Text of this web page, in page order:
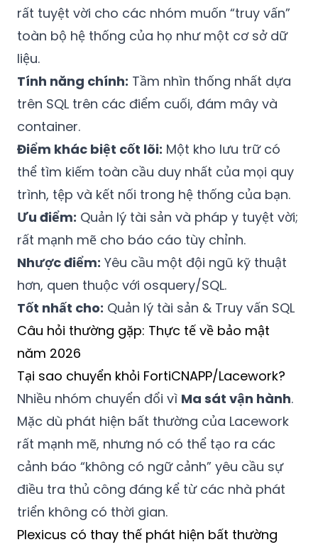
rất tuyệt vời cho các nhóm muốn “truy vấn”
toàn bộ hệ thống của họ như một cơ sở dữ
liệu.
Tính năng chính: Tầm nhìn thống nhất dựa
trên SQL trên các điểm cuối, đám mây và
container.
Điểm khác biệt cốt lõi: Một kho lưu trữ có
thể tìm kiếm toàn cầu duy nhất của mọi quy
trình, tệp và kết nối trong hệ thống của bạn.
Ưu điểm: Quản lý tài sản và pháp y tuyệt vời;
rất mạnh mẽ cho báo cáo tùy chỉnh.
Nhược điểm: Yêu cầu một đội ngũ kỹ thuật
hơn, quen thuộc với osquery/SQL.
Tốt nhất cho: Quản lý tài sản & Truy vấn SQL
Câu hỏi thường gặp: Thực tế về bảo mật
năm 2026
Tại sao chuyển khỏi FortiCNAPP/Lacework?
Nhiều nhóm chuyển đổi vì Ma sát vận hành.
Mặc dù phát hiện bất thường của Lacework
rất mạnh mẽ, nhưng nó có thể tạo ra các
cảnh báo “không có ngữ cảnh” yêu cầu sự
điều tra thủ công đáng kể từ các nhà phát
triển không có thời gian.
Plexicus có thay thế phát hiện bất thường